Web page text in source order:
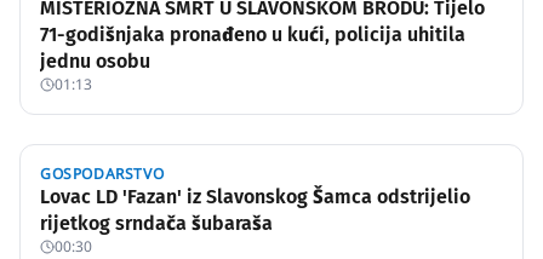
MISTERIOZNA SMRT U SLAVONSKOM BRODU: Tijelo
71-godišnjaka pronađeno u kući, policija uhitila
jednu osobu
01:13
GOSPODARSTVO
Lovac LD 'Fazan' iz Slavonskog Šamca odstrijelio
rijetkog srndača šubaraša
00:30